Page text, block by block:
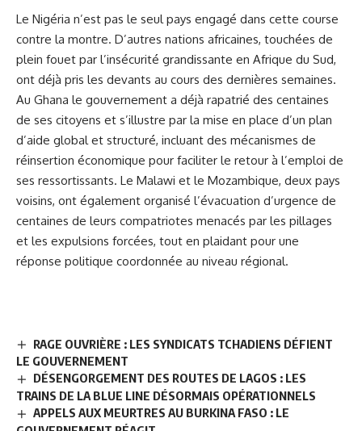
Le Nigéria n’est pas le seul pays engagé dans cette course
contre la montre. D’autres nations africaines, touchées de
plein fouet par l’insécurité grandissante en Afrique du Sud,
ont déjà pris les devants au cours des dernières semaines.
Au Ghana le gouvernement a déjà rapatrié des centaines
de ses citoyens et s’illustre par la mise en place d’un plan
d’aide global et structuré, incluant des mécanismes de
réinsertion économique pour faciliter le retour à l’emploi de
ses ressortissants. Le Malawi et le Mozambique, deux pays
voisins, ont également organisé l’évacuation d’urgence de
centaines de leurs compatriotes menacés par les pillages
et les expulsions forcées, tout en plaidant pour une
réponse politique coordonnée au niveau régional.
RAGE OUVRIÈRE : LES SYNDICATS TCHADIENS DÉFIENT
LE GOUVERNEMENT
DÉSENGORGEMENT DES ROUTES DE LAGOS : LES
TRAINS DE LA BLUE LINE DÉSORMAIS OPÉRATIONNELS
APPELS AUX MEURTRES AU BURKINA FASO : LE